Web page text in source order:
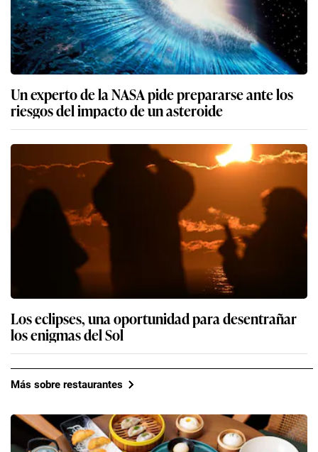
Un experto de la NASA pide prepararse ante los
riesgos del impacto de un asteroide
Los eclipses, una oportunidad para desentrañar
los enigmas del Sol
Más sobre restaurantes